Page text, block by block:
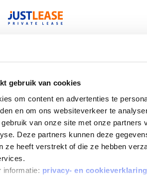
gebruik van cookies
om content en advertenties te
en om ons websiteverkeer te
van onze site met onze partners
Deze partners kunnen deze
ze heeft verstrekt of die ze hebben
informatie: privacy- en cookieverklaring
AANBOD
Private Lease
Occasions
Zelf samenstellen
Elektrisch en Hybride